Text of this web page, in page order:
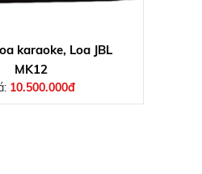
karaoke, Loa JBL
MK12
10.500.000đ